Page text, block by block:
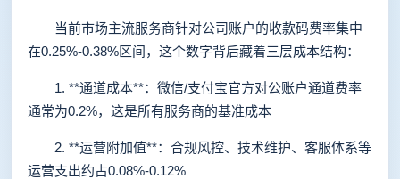
当前市场主流服务商针对公司账户的收款码费率集中
在0.25%-0.38%区间，这个数字背后藏着三层成本结构：
1. **通道成本**：微信/支付宝官方对公账户通道费率
通常为0.2%，这是所有服务商的基准成本
2. **运营附加值**：合规风控、技术维护、客服体系等
运营支出约占0.08%-0.12%